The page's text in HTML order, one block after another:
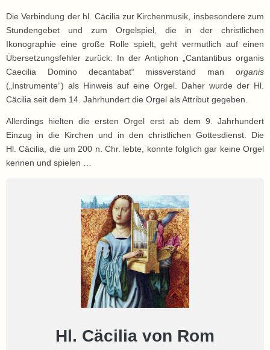
Die Verbindung der hl. Cäcilia zur Kirchenmusik, insbesondere zum
Stundengebet und zum Orgelspiel, die in der christlichen
Ikonographie eine große Rolle spielt, geht vermutlich auf einen
Übersetzungsfehler zurück: In der Antiphon „Cantantibus organis
Caecilia Domino decantabat“ missverstand man organis
(„Instrumente“) als Hinweis auf eine Orgel. Daher wurde der Hl.
Cäcilia seit dem 14. Jahrhundert die Orgel als Attribut gegeben.
Allerdings hielten die ersten Orgel erst ab dem 9. Jahrhundert
Einzug in die Kirchen und in den christlichen Gottesdienst. Die
Hl. Cäcilia, die um 200 n. Chr. lebte, konnte folglich gar keine Orgel
kennen und spielen …
Hl. Cäcilia von Rom